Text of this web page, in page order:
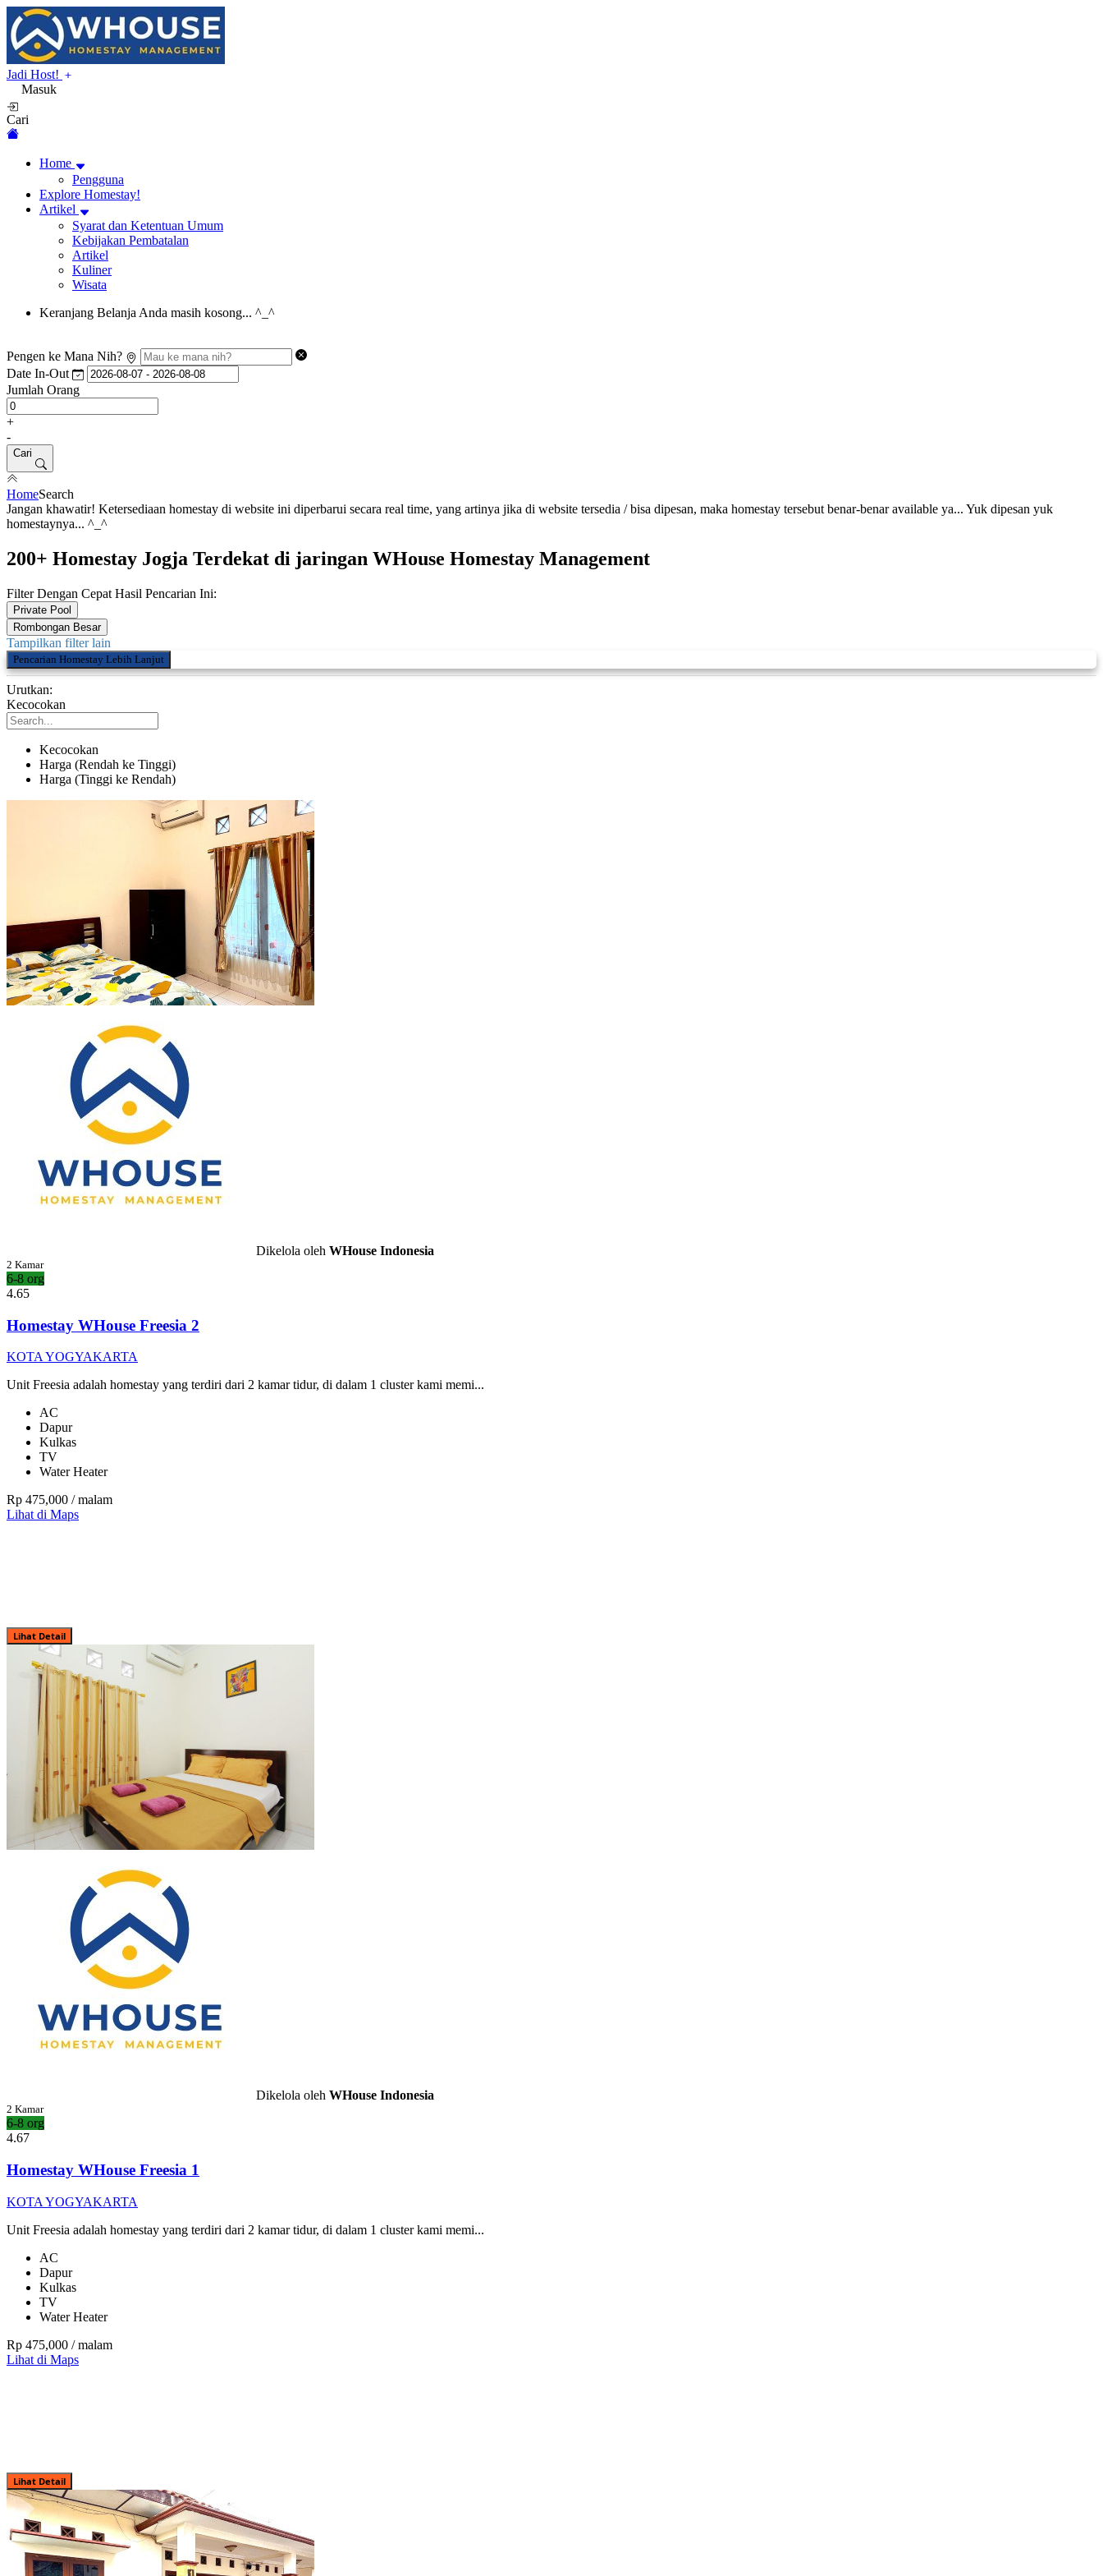
Jadi Host!
Masuk
Cari
Home
Pengguna
Explore Homestay!
Artikel
Syarat dan Ketentuan Umum
Kebijakan Pembatalan
Artikel
Kuliner
Wisata
Keranjang Belanja Anda masih kosong... ^_^
Pengen ke Mana Nih?
Date In-Out
Jumlah Orang
+
-
Cari
HomeSearch
Jangan khawatir! Ketersediaan homestay di website ini diperbarui secara real time, yang artinya jika di website tersedia / bisa dipesan, maka homestay tersebut benar-benar available ya... Yuk dipesan yuk
homestaynya... ^_^
200+ Homestay Jogja Terdekat di jaringan WHouse Homestay Management
Filter Dengan Cepat Hasil Pencarian Ini:
Private Pool
Rombongan Besar
Tampilkan filter lain
Pencarian Homestay Lebih Lanjut
Urutkan:
Kecocokan
Kecocokan
Harga (Rendah ke Tinggi)
Harga (Tinggi ke Rendah)
Dikelola oleh WHouse Indonesia
2 Kamar
6-8 org
4.65
Homestay WHouse Freesia 2
KOTA YOGYAKARTA
Unit Freesia adalah homestay yang terdiri dari 2 kamar tidur, di dalam 1 cluster kami memi...
AC
Dapur
Kulkas
TV
Water Heater
Rp 475,000 / malam
Lihat di Maps
Lihat Detail
Dikelola oleh WHouse Indonesia
2 Kamar
6-8 org
4.67
Homestay WHouse Freesia 1
KOTA YOGYAKARTA
Unit Freesia adalah homestay yang terdiri dari 2 kamar tidur, di dalam 1 cluster kami memi...
AC
Dapur
Kulkas
TV
Water Heater
Rp 475,000 / malam
Lihat di Maps
Lihat Detail